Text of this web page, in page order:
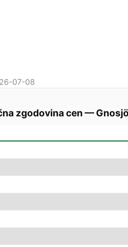
07-08
zgodovina cen —Gnosjö